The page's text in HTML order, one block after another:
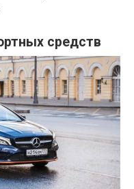
средств